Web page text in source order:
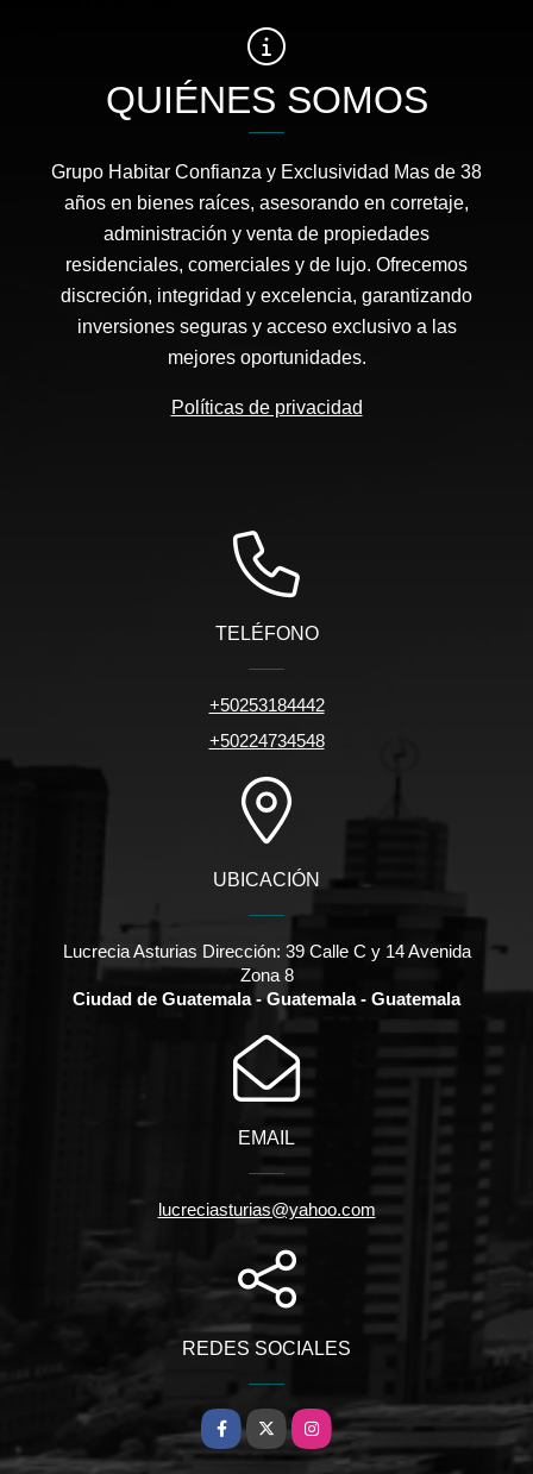
QUIÉNES SOMOS
Grupo Habitar Confianza y Exclusividad Mas de 38
años en bienes raíces, asesorando en corretaje,
administración y venta de propiedades
residenciales, comerciales y de lujo. Ofrecemos
discreción, integridad y excelencia, garantizando
inversiones seguras y acceso exclusivo a las
mejores oportunidades.
Políticas de privacidad
TELÉFONO
+50253184442
+50224734548
UBICACIÓN
Lucrecia Asturias Dirección: 39 Calle C y 14 Avenida
Zona 8
Ciudad de Guatemala - Guatemala - Guatemala
EMAIL
lucreciasturias@yahoo.com
REDES SOCIALES
Facebook
X Instagram